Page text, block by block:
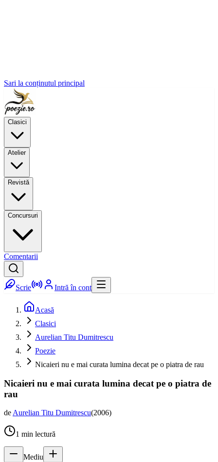
Sari la conținutul principal
Clasici
Atelier
Revistă
Concursuri
Comentarii
Scrie Intră în cont
Acasă
Clasici
Aurelian Titu Dumitrescu
Poezie
Nicaieri nu e mai curata lumina decat pe o piatra de rau
Nicaieri nu e mai curata lumina decat pe o piatra de
rau
deAurelian Titu Dumitrescu(2006)
1 min lectură
Mediu